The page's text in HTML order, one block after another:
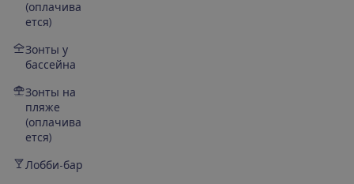
(оплачива
ется)
Зонты у
бассейна
Зонты на
пляже
(оплачива
ется)
Лобби-бар